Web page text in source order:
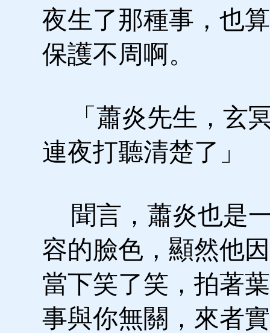
夜生了那種事，也
保護不周啊。
「蕭炎先生，玄
連夜打聽清楚了」
聞言，蕭炎也是
容的臉色，顯然他
當下笑了笑，拍著
事與你無關，來者